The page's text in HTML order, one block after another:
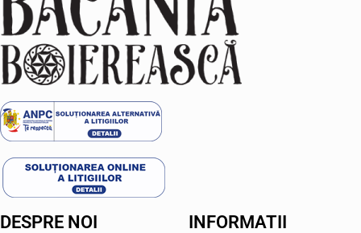
DESPRE NOI INFORMATII